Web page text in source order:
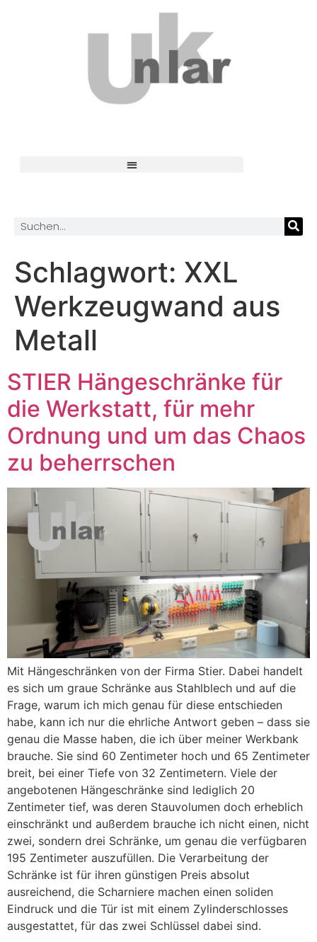
Schlagwort: XXL
Werkzeugwand aus
Metall
STIER Hängeschränke für
die Werkstatt, für mehr
Ordnung und um das Chaos
zu beherrschen
Mit Hängeschränken von der Firma Stier. Dabei handelt
es sich um graue Schränke aus Stahlblech und auf die
Frage, warum ich mich genau für diese entschieden
habe, kann ich nur die ehrliche Antwort geben – dass sie
genau die Masse haben, die ich über meiner Werkbank
brauche. Sie sind 60 Zentimeter hoch und 65 Zentimeter
breit, bei einer Tiefe von 32 Zentimetern. Viele der
angebotenen Hängeschränke sind lediglich 20
Zentimeter tief, was deren Stauvolumen doch erheblich
einschränkt und außerdem brauche ich nicht einen, nicht
zwei, sondern drei Schränke, um genau die verfügbaren
195 Zentimeter auszufüllen. Die Verarbeitung der
Schränke ist für ihren günstigen Preis absolut
ausreichend, die Scharniere machen einen soliden
Eindruck und die Tür ist mit einem Zylinderschlosses
ausgestattet, für das zwei Schlüssel dabei sind.